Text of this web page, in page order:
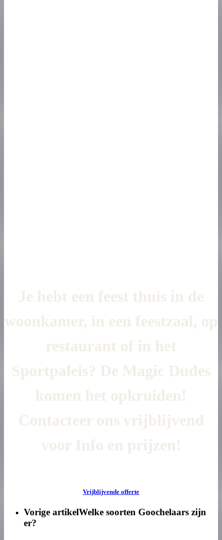
Je hebt een feest thuis in de
woonkamer, in een feestzaal, op
restaurant of in het
Sportpaleis? De Magic Dudes
komen het opkruiden!
Contacteer ons vrijblijvend
voor Info en prijzen!
Vrijblijvende offerte
Vorige artikelWelke soorten Goochelaars zijn
er?